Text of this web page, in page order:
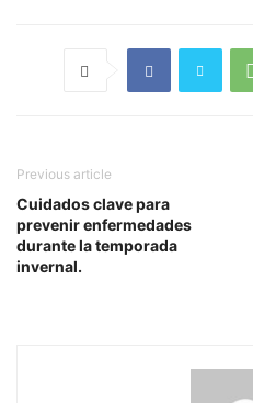
Previous article
Cuidados clave para
prevenir enfermedades
durante la temporada
invernal.